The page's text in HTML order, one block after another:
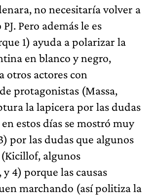
no necesitaría volver a
Pero además le es
1) ayuda a polarizar la
en blanco y negro,
otros actores con
protagonistas (Massa,
la lapicera por las dudas
estos días se mostró muy
por las dudas que algunos
algunos
4) porque las causas
marchando (así politiza la